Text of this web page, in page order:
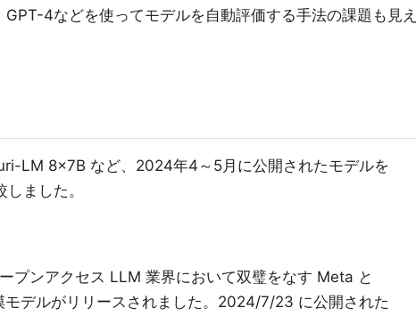
4などを使ってモデルを自動評価する手法の課題も見
LM 8x7B など、2024年4～5月に公開されたモデルを
ました。
プンアクセス LLM 業界において双璧をなす Meta と
デルがリリースされました。2024/7/23 に公開された